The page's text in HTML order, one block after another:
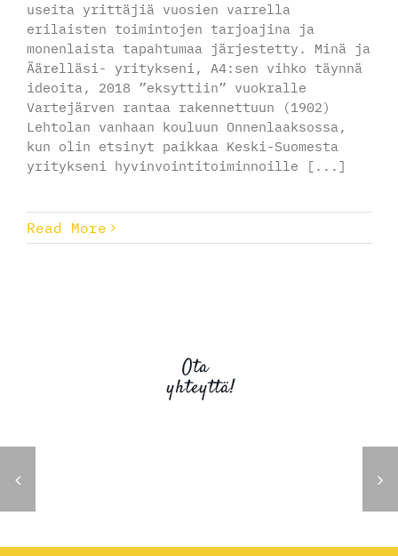
Ota
yhteyttä!
useita yrittäjiä vuosien varrella
erilaisten toimintojen tarjoajina ja
monenlaista tapahtumaa järjestetty. Minä ja
Äärelläsi- yritykseni, A4:sen vihko täynnä
ideoita, 2018 ”eksyttiin” vuokralle
Vartejärven rantaa rakennettuun (1902)
Lehtolan vanhaan kouluun Onnenlaaksossa,
kun olin etsinyt paikkaa Keski-Suomesta
yritykseni hyvinvointitoiminnoille [...]
Read More